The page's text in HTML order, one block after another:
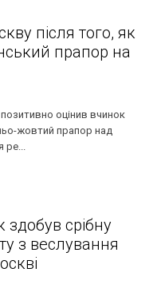
після того, як
прапор на
оцінив вчинок
жовтий прапор над
здобув срібну
з веслування